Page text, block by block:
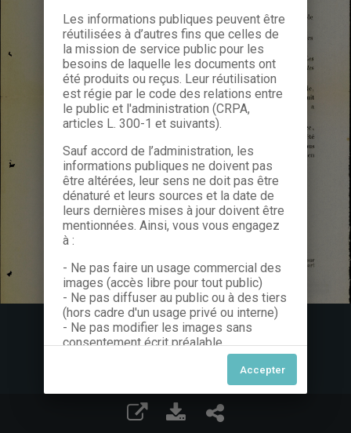
Les informations publiques peuvent être
réutilisées à d’autres fins que celles de
la mission de service public pour les
besoins de laquelle les documents ont
été produits ou reçus. Leur réutilisation
est régie par le code des relations entre
le public et l'administration (CRPA,
articles L. 300-1 et suivants).
Sauf accord de l’administration, les
informations publiques ne doivent pas
être altérées, leur sens ne doit pas être
dénaturé et leurs sources et la date de
leurs dernières mises à jour doivent être
mentionnées. Ainsi, vous vous engagez
à :
- Ne pas faire un usage commercial des
images (accès libre pour tout public)
- Ne pas diffuser au public ou à des tiers
(hors cadre d'un usage privé ou interne)
- Ne pas modifier les images sans
consentement écrit préalable
Dans le cas contraire, nous vous invitons
à nous contacter afin de solliciter le type
de Licence souhaitée parmi celles
proposées et le cas échéant, acquitter